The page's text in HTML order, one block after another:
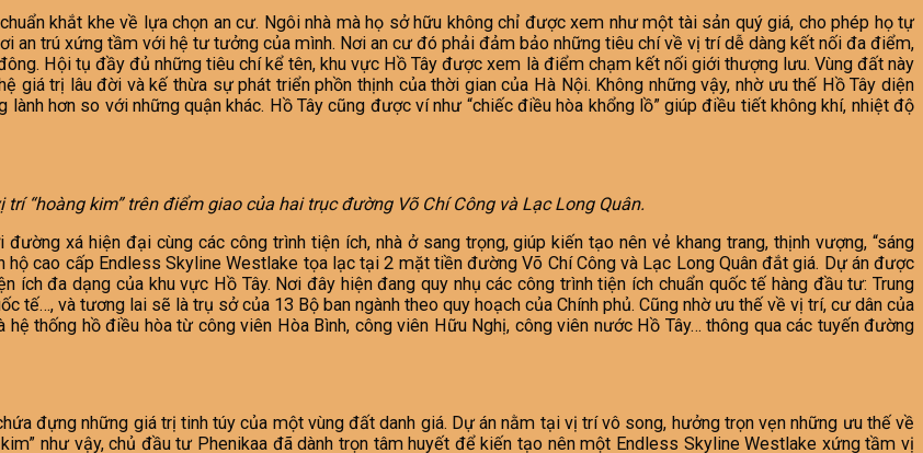
khắt khe về lựa chọn an cư. Ngôi nhà mà họ sở hữu không chỉ được xem như một tài sản quý giá, cho phép họ tự
an trú xứng tầm với hệ tư tưởng của mình. Nơi an cư đó phải đảm bảo những tiêu chí về vị trí dễ dàng kết nối đa điểm,
Hội tụ đầy đủ những tiêu chí kể tên, khu vực Hồ Tây được xem là điểm chạm kết nối giới thượng lưu. Vùng đất này
giá trị lâu đời và kế thừa sự phát triển phồn thịnh của thời gian của Hà Nội. Không những vậy, nhờ ưu thế Hồ Tây diện
hơn so với những quận khác. Hồ Tây cũng được ví như “chiếc điều hòa khổng lồ” giúp điều tiết không khí, nhiệt độ
trí “hoàng kim” trên điểm giao của hai trục đường Võ Chí Công và Lạc Long Quân.
xá hiện đại cùng các công trình tiện ích, nhà ở sang trọng, giúp kiến tạo nên vẻ khang trang, thịnh vượng, “sáng
cao cấp Endless Skyline Westlake tọa lạc tại 2 mặt tiền đường Võ Chí Công và Lạc Long Quân đắt giá. Dự án được
đa dạng của khu vực Hồ Tây. Nơi đây hiện đang quy nhụ các công trình tiện ích chuẩn quốc tế hàng đầu tư: Trung
tế…, và tương lai sẽ là trụ sở của 13 Bộ ban ngành theo quy hoạch của Chính phủ. Cũng nhờ ưu thế về vị trí, cư dân của
thống hồ điều hòa từ công viên Hòa Bình, công viên Hữu Nghị, công viên nước Hồ Tây… thông qua các tuyến đường
đựng những giá trị tinh túy của một vùng đất danh giá. Dự án nằm tại vị trí vô song, hưởng trọn vẹn những ưu thế về
như vậy, chủ đầu tư Phenikaa đã dành trọn tâm huyết để kiến tạo nên một Endless Skyline Westlake xứng tầm vị